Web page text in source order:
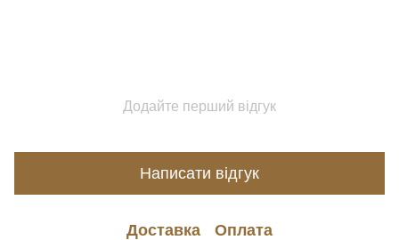
Додайте перший відгук
Написати відгук
Доставка Оплата